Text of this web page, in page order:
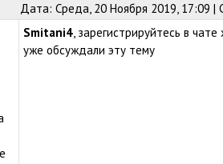
Дата: Среда, 20 Ноября 2019, 17:09
Smitani4, зарегистрируйтесь в
уже обсуждали эту тему